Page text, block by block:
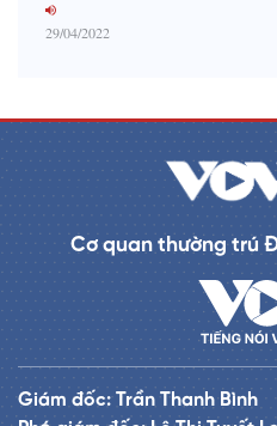
29/04/2022
Cơ quan thường trú
Giám đốc: Trần Thanh Bình